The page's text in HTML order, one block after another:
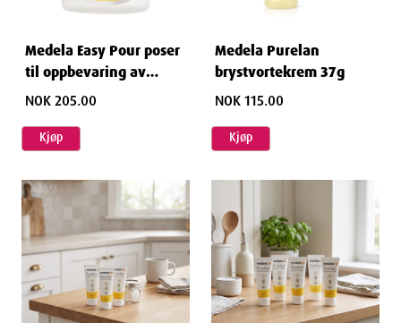
Medela Easy Pour poser
til oppbevaring av
brystmelk 50 stk
NOK 205.00
Kjøp
Medela Purelan
brystvortekrem 37g
NOK 115.00
Kjøp